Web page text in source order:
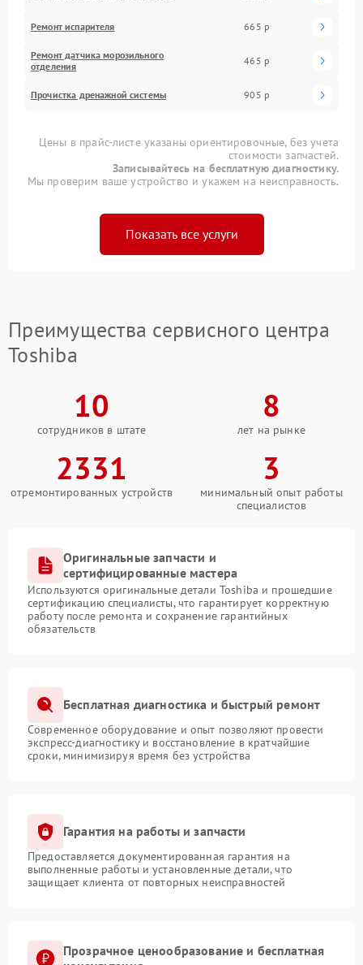
Ремонт испарителя 665 р
Ремонт датчика морозильного
отделения
465 р
Прочистка дренажной системы 905 р
Цены в прайс-листе указаны ориентировочные, без учета
стоимости запчастей.
Записывайтесь на бесплатную диагностику.
Мы проверим ваше устройство и укажем на неисправность.
Показать все услуги
Преимущества сервисного центра
Toshiba
10
сотрудников в штате
8
лет на рынке
2331
отремонтированных устройств
3
минимальный опыт работы
специалистов
Оригинальные запчасти и
сертифицированные мастера
Используются оригинальные детали Toshiba и прошедшие
сертификацию специалисты, что гарантирует корректную
работу после ремонта и сохранение гарантийных
обязательств
Бесплатная диагностика и быстрый ремонт
Современное оборудование и опыт позволяют провести
экспресс-диагностику и восстановление в кратчайшие
сроки, минимизируя время без устройства
Гарантия на работы и запчасти
Предоставляется документированная гарантия на
выполненные работы и установленные детали, что
защищает клиента от повторных неисправностей
Прозрачное ценообразование и бесплатная